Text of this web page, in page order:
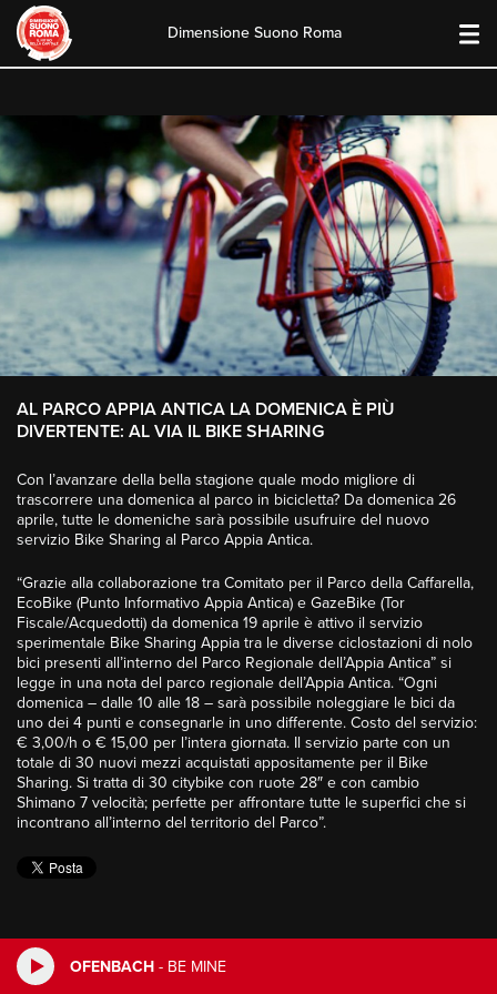
OFENBACH - BE MINE
Dimensione Suono Roma
AL PARCO APPIA ANTICA LA DOMENICA È PIÙ
DIVERTENTE: AL VIA IL BIKE SHARING
Con l’avanzare della bella stagione quale modo migliore di
trascorrere una domenica al parco in bicicletta? Da domenica 26
aprile, tutte le domeniche sarà possibile usufruire del nuovo
servizio Bike Sharing al Parco Appia Antica.
“Grazie alla collaborazione tra Comitato per il Parco della Caffarella,
EcoBike (Punto Informativo Appia Antica) e GazeBike (Tor
Fiscale/Acquedotti) da domenica 19 aprile è attivo il servizio
sperimentale Bike Sharing Appia tra le diverse ciclostazioni di nolo
bici presenti all’interno del Parco Regionale dell’Appia Antica” si
legge in una nota del parco regionale dell’Appia Antica. “Ogni
domenica – dalle 10 alle 18 – sarà possibile noleggiare le bici da
uno dei 4 punti e consegnarle in uno differente. Costo del servizio:
€ 3,00/h o € 15,00 per l’intera giornata. Il servizio parte con un
totale di 30 nuovi mezzi acquistati appositamente per il Bike
Sharing. Si tratta di 30 citybike con ruote 28″ e con cambio
Shimano 7 velocità; perfette per affrontare tutte le superfici che si
incontrano all’interno del territorio del Parco”.